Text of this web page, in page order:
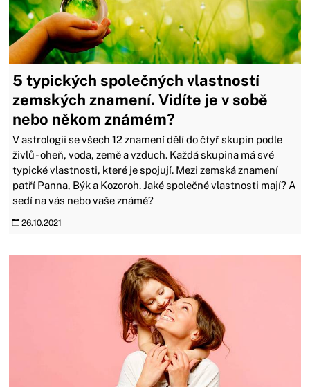
5 typických společných vlastností
zemských znamení. Vidíte je v sobě
nebo někom známém?
V astrologii se všech 12 znamení dělí do čtyř skupin podle
živlů - oheň, voda, země a vzduch. Každá skupina má své
typické vlastnosti, které je spojují. Mezi zemská znamení
patří Panna, Býk a Kozoroh. Jaké společné vlastnosti mají? A
sedí na vás nebo vaše známé?
26.10.2021